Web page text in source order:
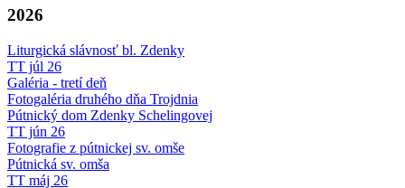
2026
Liturgická slávnosť bl. Zdenky
TT júl 26
Galéria - tretí deň
Fotogaléria druhého dňa Trojdnia
Pútnický dom Zdenky Schelingovej
TT jún 26
Fotografie z pútnickej sv. omše
Pútnická sv. omša
TT máj 26